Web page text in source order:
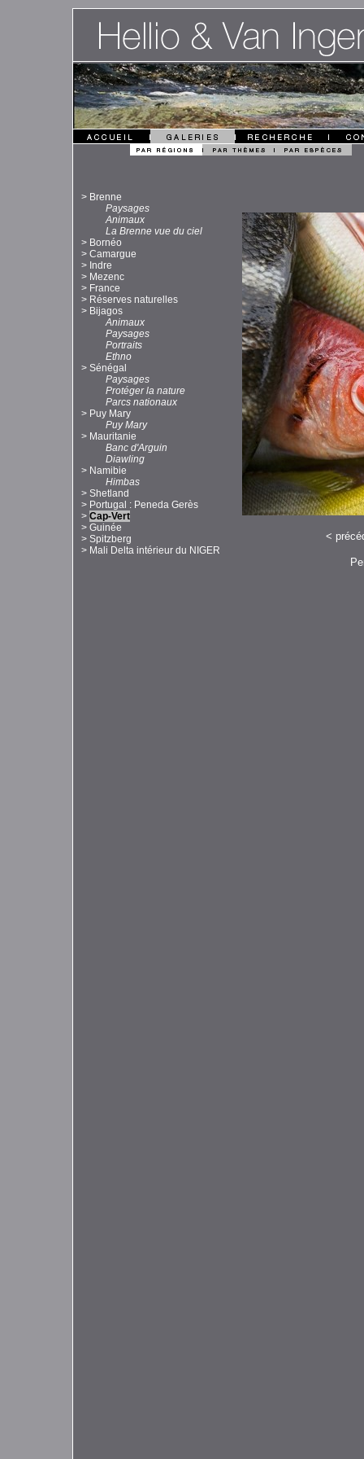
> Brenne
Paysages
Animaux
La Brenne vue du ciel
> Bornéo
> Camargue
> Indre
> Mezenc
> France
> Réserves naturelles
> Bijagos
Animaux
Paysages
Portraits
Ethno
> Sénégal
Paysages
Protéger la nature
Parcs nationaux
> Puy Mary
Puy Mary
> Mauritanie
Banc d'Arguin
Diawling
> Namibie
Himbas
> Shetland
> Portugal : Peneda Gerès
> Cap-Vert
> Guinée
> Spitzberg
> Mali Delta intérieur du NIGER
<